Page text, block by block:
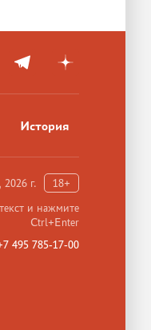
История
2026 г.
18+
и нажмите
Ctrl+Enter
495 785-17-00